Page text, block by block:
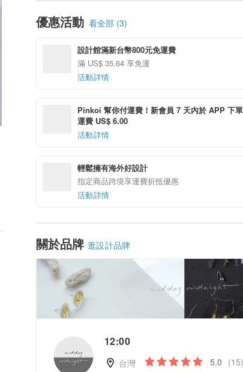
優惠活動 看全部 (3)
設計館滿新台幣800元免運費
滿 US$ 35.64 享免運
活動詳情
Pinkoi 幫你付運費！新會員 7 天內於 APP 下
運費 US$ 6.00
活動詳情
輕鬆擁有海外好設計
指定商品跨境享運費折抵優惠
活動詳情
關於品牌 逛設計品牌
12:00
台灣 5.0 (15)